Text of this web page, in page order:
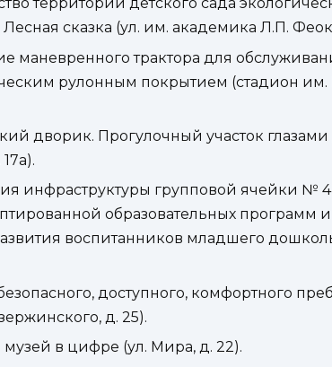
сказка (ул. им. академика Л.П.
маневренного трактора для
рулонным покрытием (стадион им.
дворик. Прогулочный участок
инфраструктуры групповой ячейки №
образовательных программ
воспитанников младшего
доступного, комфортного
д. 25).
в цифре (ул. Мира, д. 22).